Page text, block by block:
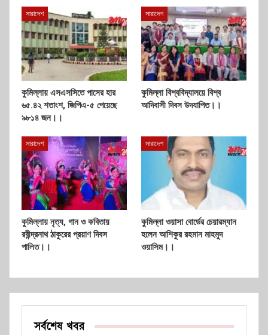
সারাদেশ
কুমিল্লায় এসএসসিতে পাসের হার
৬৫.৪২ শতাংশ, জিপিএ-৫ পেয়েছে
৯৮১৪ জন।।
সারাদেশ
কুমিল্লা বিশ্ববিদ্যালয়ে বিশ্ব
আদিবাসী দিবস উদযাপিত।।
সারাদেশ
কুমিল্লায় নৃত্য, গান ও কবিতায়
রবীন্দ্রনাথ ঠাকুরের প্রয়াণ দিবস
পালিত।।
সারাদেশ
কুমিল্লা ওয়াসা বোর্ডের চেয়ারম্যান
হলেন আশিকুর রহমান মাহমুদ
ওয়াসিম।।
সর্বশেষ খবর